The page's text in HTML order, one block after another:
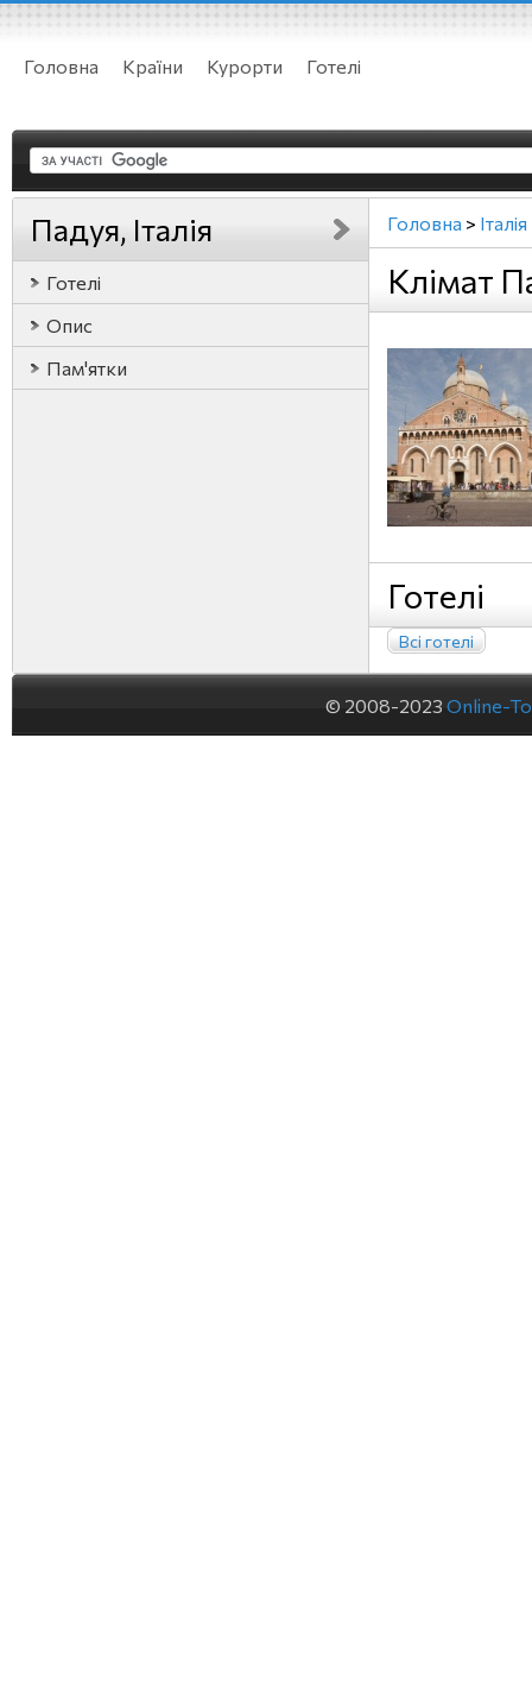
Головна Країни Курорти Готелі
Падуя, Італія
Готелі
Опис
Пам'ятки
Головна > Італія
Клімат
Готелі
Всі готелі
© 2008-2023 Online-